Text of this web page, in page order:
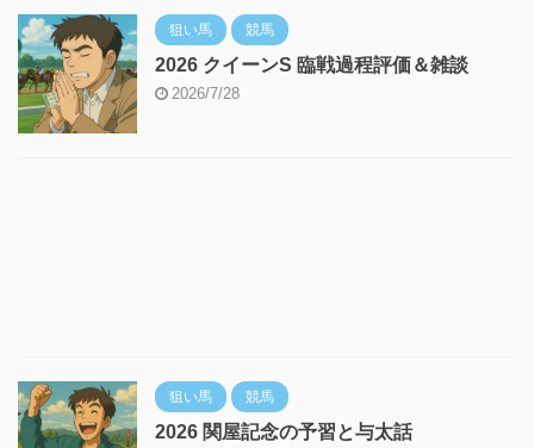
狙い馬 競馬
2026 クイーンS 臨戦過程評価＆雑談
2026/7/28
狙い馬 競馬
2026 関屋記念の予習と与太話